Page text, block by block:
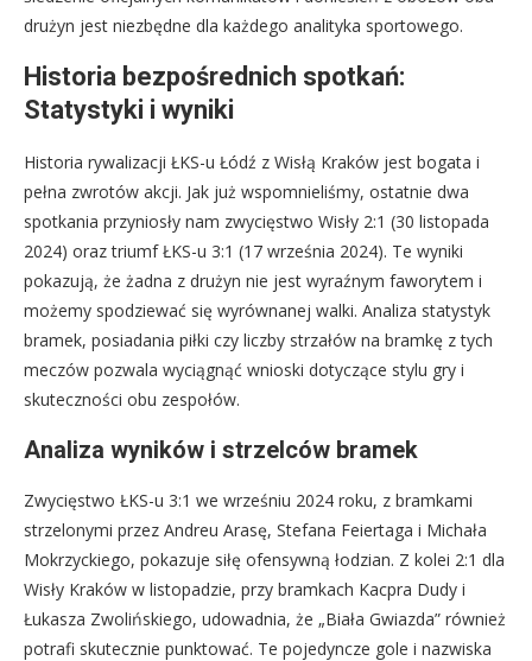
drużyn jest niezbędne dla każdego analityka sportowego.
Historia bezpośrednich spotkań:
Statystyki i wyniki
Historia rywalizacji ŁKS-u Łódź z Wisłą Kraków jest bogata i
pełna zwrotów akcji. Jak już wspomnieliśmy, ostatnie dwa
spotkania przyniosły nam zwycięstwo Wisły 2:1 (30 listopada
2024) oraz triumf ŁKS-u 3:1 (17 września 2024). Te wyniki
pokazują, że żadna z drużyn nie jest wyraźnym faworytem i
możemy spodziewać się wyrównanej walki. Analiza statystyk
bramek, posiadania piłki czy liczby strzałów na bramkę z tych
meczów pozwala wyciągnąć wnioski dotyczące stylu gry i
skuteczności obu zespołów.
Analiza wyników i strzelców bramek
Zwycięstwo ŁKS-u 3:1 we wrześniu 2024 roku, z bramkami
strzelonymi przez Andreu Arasę, Stefana Feiertaga i Michała
Mokrzyckiego, pokazuje siłę ofensywną łodzian. Z kolei 2:1 dla
Wisły Kraków w listopadzie, przy bramkach Kacpra Dudy i
Łukasza Zwolińskiego, udowadnia, że „Biała Gwiazda” również
potrafi skutecznie punktować. Te pojedyncze gole i nazwiska